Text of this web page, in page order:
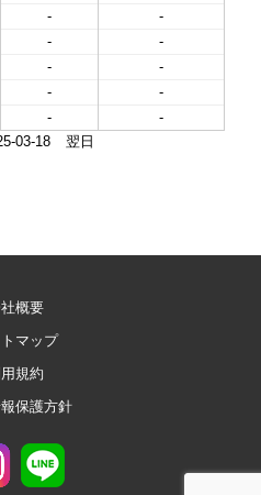
-
-
-
-
-
-
-
-
-
-
03-18 翌日
概要
マップ
規約
保護方針